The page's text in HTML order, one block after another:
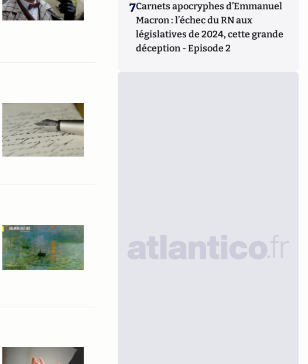
7Carnets apocryphes d’Emmanuel
Macron : l’échec du RN aux
législatives de 2024, cette grande
déception - Episode 2